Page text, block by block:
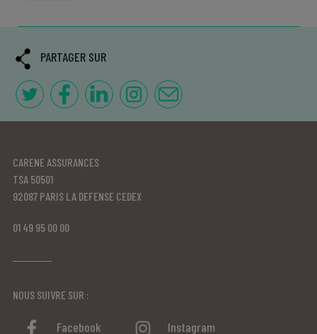
PARTAGER SUR
CARENE ASSURANCES
TSA 50501
92087 PARIS LA DEFENSE CEDEX
01 49 95 00 00
NOUS SUIVRE SUR :
Facebook
Instagram